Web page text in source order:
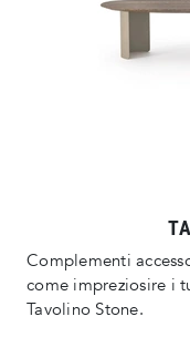
Complementi
come impreziosire i
Tavolino Stone.